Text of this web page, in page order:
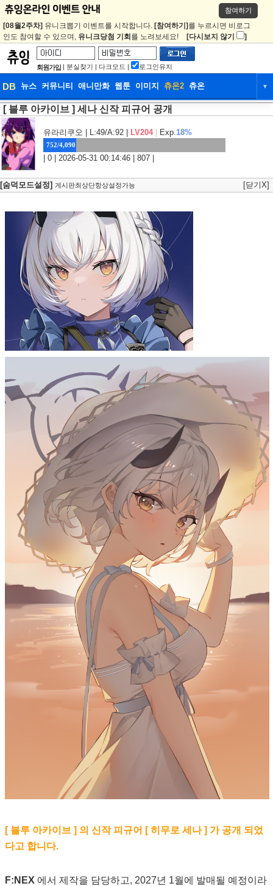
참여하기
[08월2주차] 유니크뽑기 이벤트를 시작합니다. [참여하기] 를 누르시면 비로그
인도 참여할 수 있으며, 유니크당첨 기회 를 노려보세요! [다시보지 않기 ]
회원가입 | 분실찾기 | 다크모드 | 로그인유지
DB 뉴스 커뮤니티 애니만화 웹툰 이미지 츄온2 츄온 ▼
DB 뉴스 커뮤니티
웹툰 이미지 츄온2
[ 블루 아카이브 ] 세나 신작 피규어 공개
유라리쿠오 | L:49/A:92 | LV204 Exp.18%
752/4,090
| 0 | 2026-05-31 00:14:46 | 807 |
[숨덕모드설정] 게시판최상단항상설정가능 [닫기X]
[ 블루 아카이브 ] 의 신작 피규어 [ 히무로 세나 ] 가 공개 되었
다고 합니다.
F:NEX 에서 제작을 담당하고, 2027년 1월에 발매될 예정이라